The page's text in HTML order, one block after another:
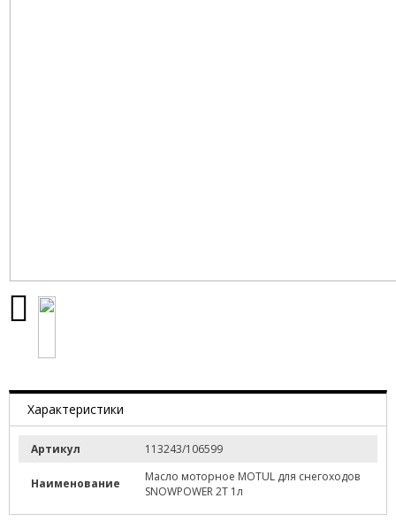
Характеристики
Артикул 113243/106599
Наименование
Масло моторное MOTUL для снегоходов
SNOWPOWER 2T 1л